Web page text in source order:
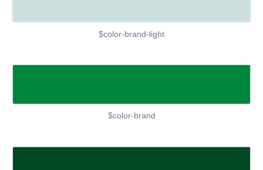
$color-brand-light
$color-brand